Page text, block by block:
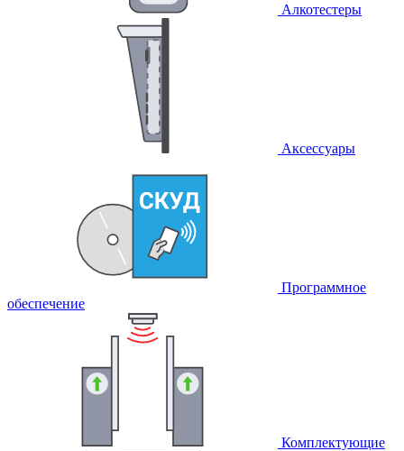
Алкотестеры
Аксессуары
Программное
обеспечение
Комплектующие